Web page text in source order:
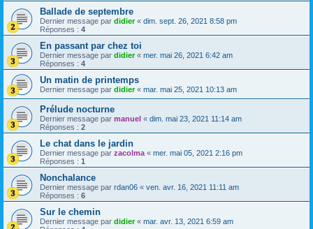
Ballade de septembre
Dernier message par didier« dim. sept. 26, 2021 8:58 pm
Réponses : 4
En passant par chez toi
Dernier message par didier« mer. mai 26, 2021 6:42 am
Réponses : 4
Un matin de printemps
Dernier message par didier« mar. mai 25, 2021 10:13 am
Prélude nocturne
Dernier message par manuel « dim. mai 23, 2021 11:14 am
Réponses : 2
Le chat dans le jardin
Dernier message par zacolma « mer. mai 05, 2021 2:16 pm
Réponses : 1
Nonchalance
Dernier message par rdan06 « ven. avr. 16, 2021 11:11 am
Réponses : 6
Sur le chemin
Dernier message par didier« mar. avr. 13, 2021 6:59 am